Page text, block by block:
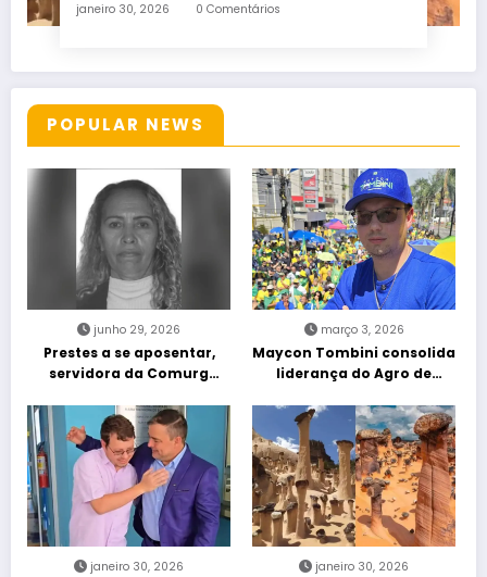
janeiro 30, 2026 0 Comentários
POPULAR NEWS
junho 29, 2026
Prestes a se aposentar,
servidora da Comurg
entra em protocolo de
morte encefálica
março 3, 2026
Maycon Tombini consolida
liderança do Agro de
“Acorda Brasil” em Goiânia
janeiro 30, 2026 janeiro 30, 2026